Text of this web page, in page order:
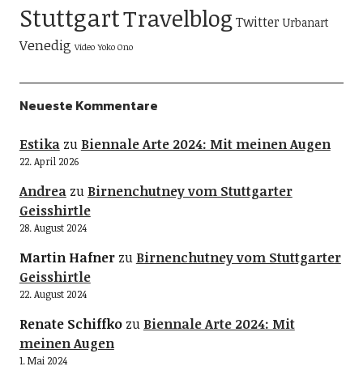
StuttgartTravelblog Twitter Urbanart
Venedig Video Yoko Ono
Neueste Kommentare
Estikazu Biennale Arte 2024: Mit meinen Augen
22. April 2026
Andreazu Birnenchutney vom Stuttgarter
Geisshirtle
28. August 2024
Martin Hafnerzu Birnenchutney vom Stuttgarter
Geisshirtle
22. August 2024
Renate Schiffkozu Biennale Arte 2024: Mit
meinen Augen
1. Mai 2024